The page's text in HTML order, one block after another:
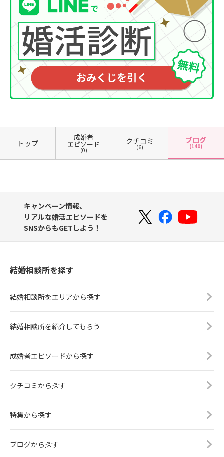
トップ
成婚者
エピソード
(0)
クチコミ
(6)
ブログ
(140)
キャンペーン情報、
リアルな婚活エピソードを
SNSからもGETしよう！
結婚相談所を探す
結婚相談所をエリアから探す
結婚相談所を紹介してもらう
成婚者エピソードから探す
クチコミから探す
特集から探す
ブログから探す